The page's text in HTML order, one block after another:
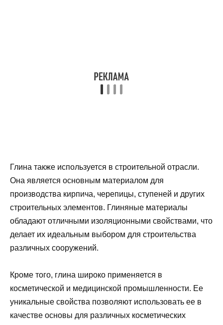
Глина также используется в строительной отрасли.
Она является основным материалом для
производства кирпича, черепицы, ступеней и других
строительных элементов. Глиняные материалы
обладают отличными изоляционными свойствами, что
делает их идеальным выбором для строительства
различных сооружений.
Кроме того, глина широко применяется в
косметической и медицинской промышленности. Ее
уникальные свойства позволяют использовать ее в
качестве основы для различных косметических